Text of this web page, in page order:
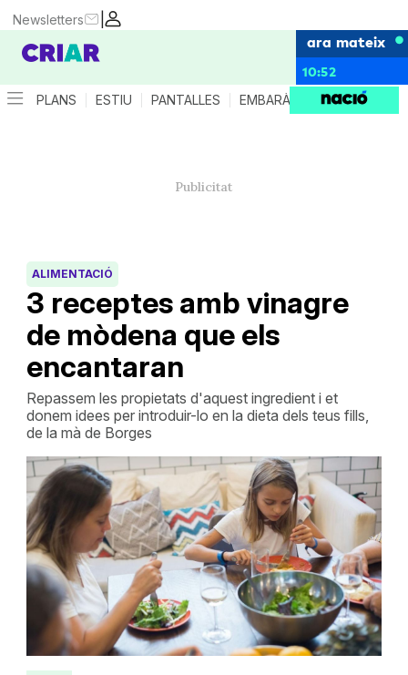
|
Newsletters
ara mateix
10:52
PLANS ESTIU PANTALLES EMBARÀS CRIANÇA
3 receptes amb vinagre
de mòdena que els
encantaran
ALIMENTACIÓ
Repassem les propietats d'aquest ingredient i et
donem idees per introduir-lo en la dieta dels teus fills,
de la mà de Borges